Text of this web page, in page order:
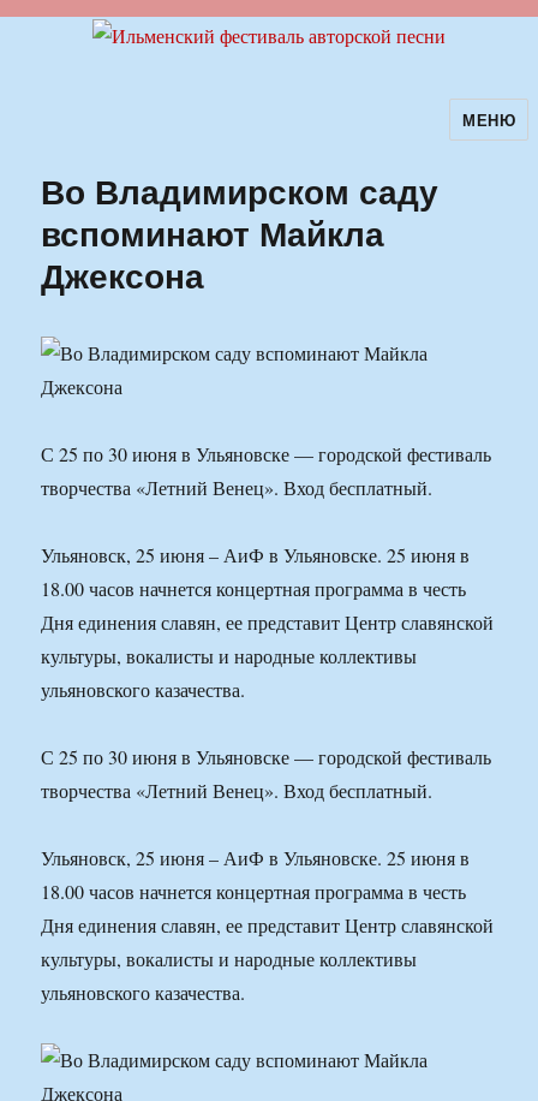
Ильменский фестиваль авторскойМЕНЮ
Во Владимирском саду
вспоминают Майкла
Джексона
С 25 по 30 июня в Ульяновске — городской фестиваль
творчества «Летний Венец». Вход бесплатный.
Ульяновск, 25 июня – АиФ в Ульяновске. 25 июня в
18.00 часов начнется концертная программа в честь
Дня единения славян, ее представит Центр славянской
культуры, вокалисты и народные коллективы
ульяновского казачества.
С 25 по 30 июня в Ульяновске — городской фестиваль
творчества «Летний Венец». Вход бесплатный.
Ульяновск, 25 июня – АиФ в Ульяновске. 25 июня в
18.00 часов начнется концертная программа в честь
Дня единения славян, ее представит Центр славянской
культуры, вокалисты и народные коллективы
ульяновского казачества.